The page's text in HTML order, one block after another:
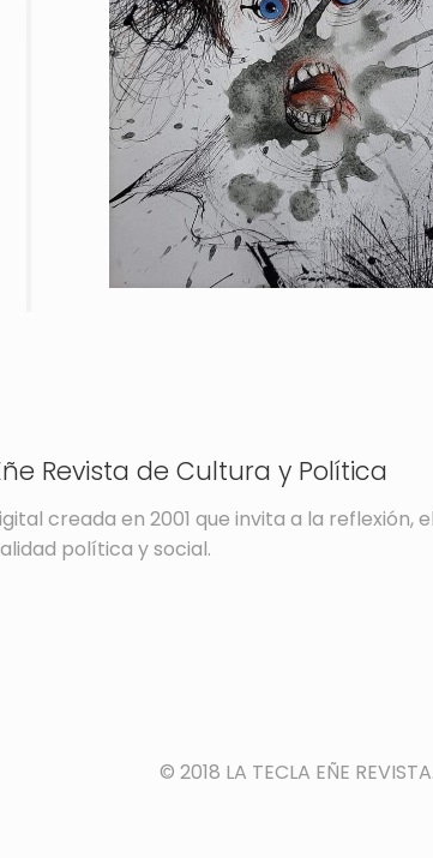
Revista de Cultura y Política
creada en 2001 que invita a la reflexión,
política y social.
© 2018 LA TECLA EÑE